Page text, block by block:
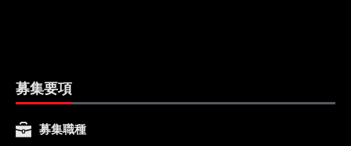
募集要項
募集職種